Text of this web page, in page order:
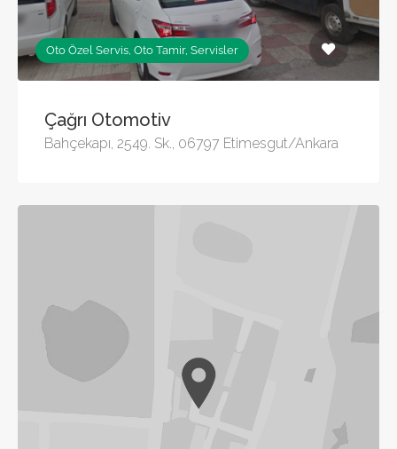
Oto Özel Servis, Oto Tamir, Servisler
Çağrı Otomotiv
Bahçekapı, 2549. Sk., 06797 Etimesgut/Ankara